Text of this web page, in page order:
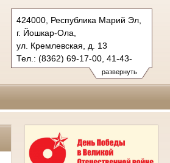
развернуть
424000, Республика Марий Эл,
г. Йошкар-Ола,
ул. Кремлевская, д. 13
Тел.: (8362) 69-17-00, 41-43-
89 (ф.)
vs.mari@sudrf.ru